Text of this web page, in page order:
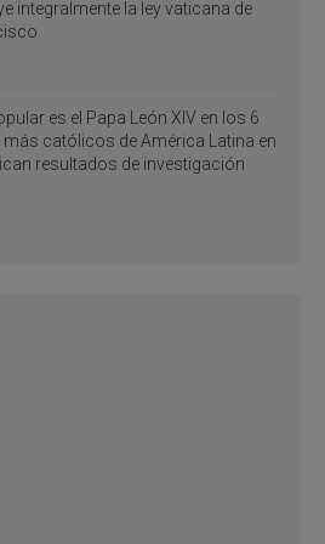
integralmente la ley vaticana de
es el Papa León XIV en los 6
católicos de América Latina en
resultados de investigación